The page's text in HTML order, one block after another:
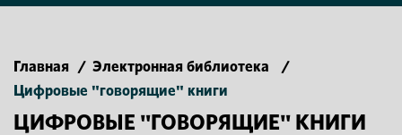
Главная / Электронная библиотека
/
Цифровые "говорящие" книги
ЦИФРОВЫЕ "ГОВОРЯЩИЕ" КНИГИ